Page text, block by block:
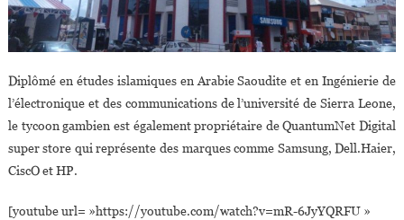
Diplômé en études islamiques en Arabie Saoudite et en Ingénierie de
l’électronique et des communications de l’université de Sierra Leone,
le tycoon gambien est également propriétaire de QuantumNet Digital
super store qui représente des marques comme Samsung, Dell.Haier,
CiscO et HP.
[youtube url= »https://youtube.com/watch?v=mR-6JyYQRFU »